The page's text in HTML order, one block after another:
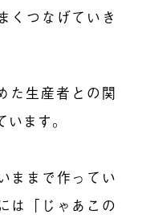
くつなげていき
た生産者との関
ます。
ままで作ってい
は「じゃあこの